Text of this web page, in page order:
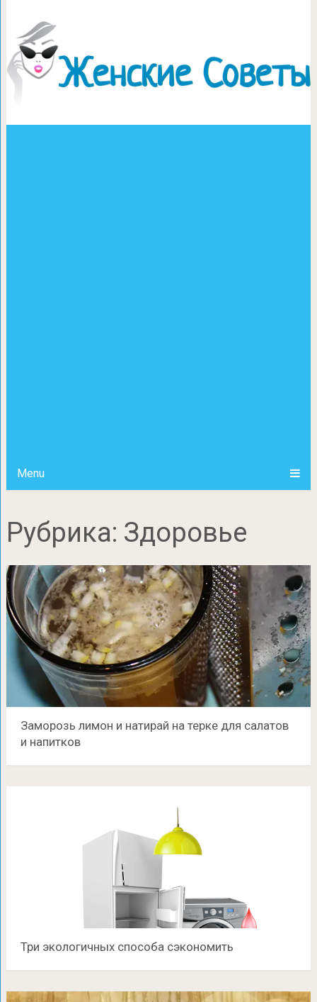
Menu
Рубрика: Здоровье
Заморозь лимон и натирай на терке для салатов
и напитков
Три экологичных способа сэкономить